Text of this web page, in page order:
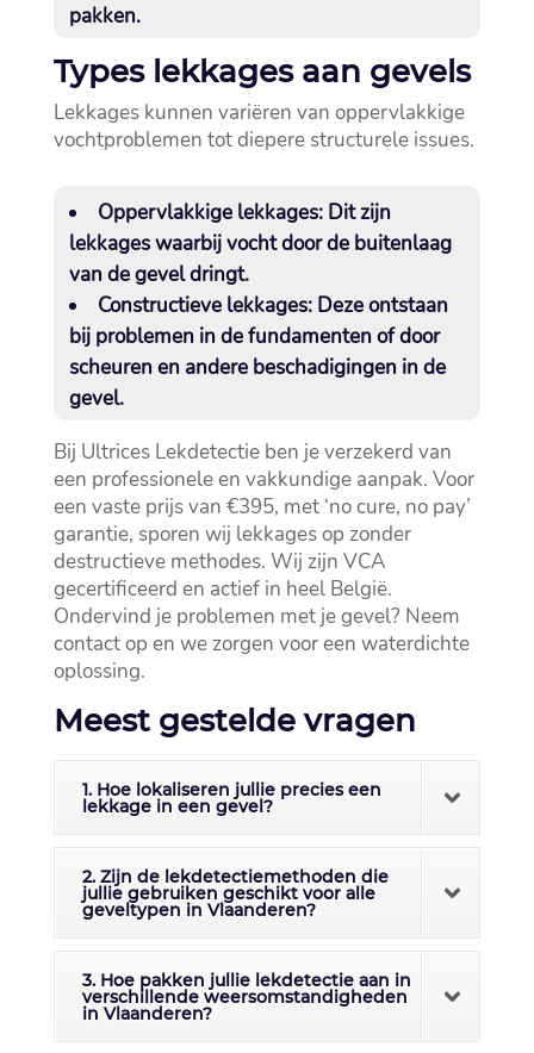
pakken.​
Types lekkages aan gevels
Lekkages kunnen variëren van oppervlakkige
vochtproblemen tot diepere structurele issues.​
Oppervlakkige lekkages:Dit zijn
lekkages waarbij vocht door de buitenlaag
van de gevel dringt.​
Constructieve lekkages:Deze ontstaan
bij problemen in de fundamenten of door
scheuren en andere beschadigingen in de
gevel.​
Bij Ultrices Lekdetectie ben je verzekerd van
een professionele en vakkundige aanpak.​ Voor
een vaste prijs van €395, met ‘no cure, no pay’
garantie, sporen wij lekkages op zonder
destructieve methodes.​ Wij zijn VCA
gecertificeerd en actief in heel België.​
Ondervind je problemen met je gevel? Neem
contact op en we zorgen voor een waterdichte
oplossing.​
Meest gestelde vragen
1. Hoe lokaliseren jullie precies een
lekkage in een gevel?
2. Zijn de lekdetectiemethoden die
jullie gebruiken geschikt voor alle
geveltypen in Vlaanderen?
3. Hoe pakken jullie lekdetectie aan in
verschillende weersomstandigheden
in Vlaanderen?